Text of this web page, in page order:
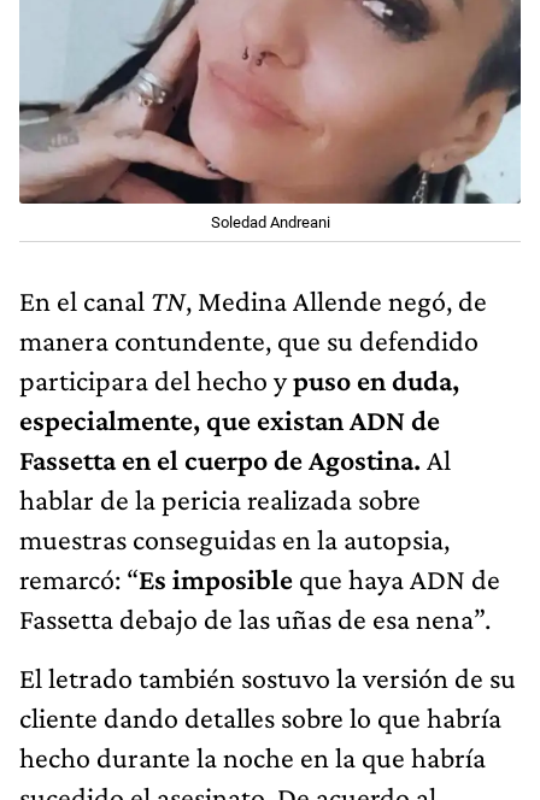
Soledad Andreani
En el canal TN, Medina Allende negó, de
manera contundente, que su defendido
participara del hecho ypuso en duda,
especialmente, que existan ADN de
Fassetta en el cuerpo de Agostina. Al
hablar de la pericia realizada sobre
muestras conseguidas en la autopsia,
remarcó: “Es imposible que haya ADN de
Fassetta debajo de las uñas de esa nena”.
El letrado también sostuvo la versión de su
cliente dando detalles sobre lo que habría
hecho durante la noche en la que habría